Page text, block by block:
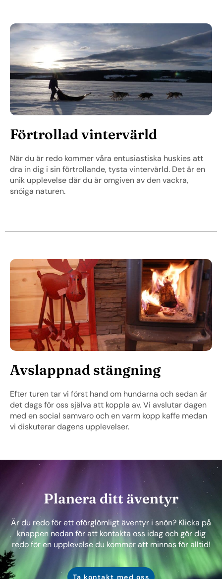
Förtrollad vintervärld
När du är redo kommer våra entusiastiska huskies att
dra in dig i sin förtrollande, tysta vintervärld. Det är en
unik upplevelse där du är omgiven av den vackra,
snöiga naturen.
Avslappnad stängning
Efter turen tar vi först hand om hundarna och sedan är
det dags för oss själva att koppla av. Vi avslutar dagen
med en social samvaro och en varm kopp kaffe medan
vi diskuterar dagens upplevelser.
Planera ditt äventyr
Är du redo för ett oförglömligt äventyr i snön? Klicka på
knappen nedan för att kontakta oss idag och gör dig
redo för en upplevelse du kommer att minnas för alltid!
Ta kontakt med oss